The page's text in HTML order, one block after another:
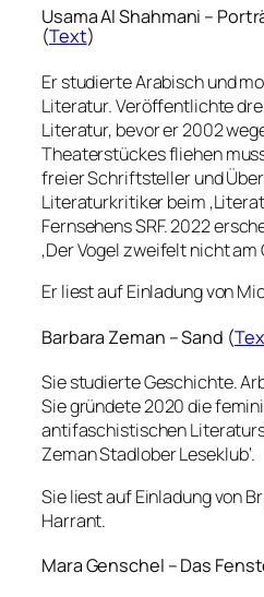
Usama Al Shahmani –
(Text)
Er studierte Arabisch und
Literatur. Veröffentlichte
Literatur, bevor er 2002
Theaterstückes fliehen
freier Schriftsteller und
Literaturkritiker beim
Fernsehens SRF. 2022
‚Der Vogel zweifelt nicht am
Er liest auf Einladung von
Barbara Zeman – Sand (
Sie studierte Geschichte.
Sie gründete 2020 die
antifaschistischen
Zeman Stadlober Leseklub‘.
Sie liest auf Einladung von
Harrant.
Mara Genschel – Das